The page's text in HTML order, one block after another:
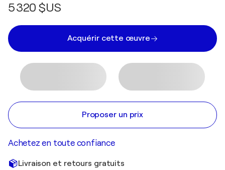
5 320 $US
Acquérir cette œuvre
Proposer un prix
Achetez en toute confiance
Livraison et retours gratuits